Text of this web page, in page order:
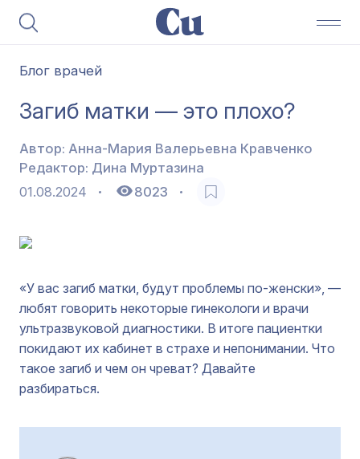
Блог врачей
Загиб матки — это плохо?
Автор: Анна-Мария Валерьевна Кравченко
Редактор: Дина Муртазина
01.08.2024
8023
«У вас загиб матки, будут проблемы по-женски», —
любят говорить некоторые гинекологи и врачи
ультразвуковой диагностики. В итоге пациентки
покидают их кабинет в страхе и непонимании. Что
такое загиб и чем он чреват? Давайте
разбираться.